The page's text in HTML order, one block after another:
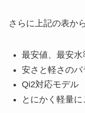
さらに上記の表から
最安値、最安水
安さと軽さの
Qi2対応モデル
とにかく軽量